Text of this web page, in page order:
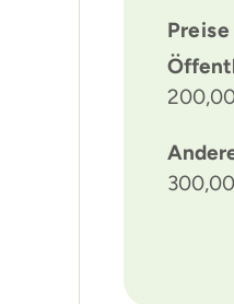
Preise